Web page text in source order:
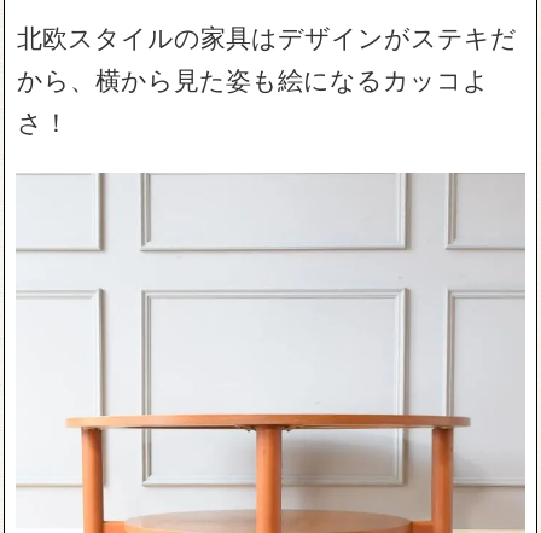
北欧スタイルの家具はデザインがステキだ
から、横から見た姿も絵になるカッコよ
さ！